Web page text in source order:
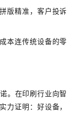
版精准，客户投诉
本连传统设备的零
。在印刷行业向智
力证明：好设备，